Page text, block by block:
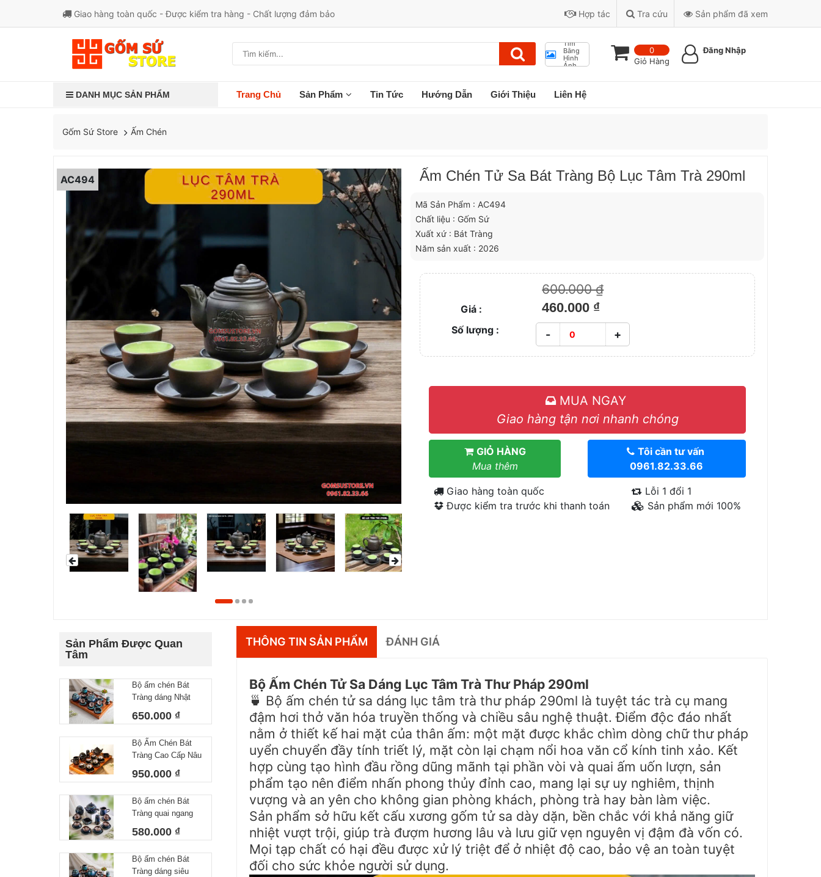
Giao hàng toàn quốc - Được kiểm tra hàng - Chất lượng đảm bảo Hợp tác Tra cứu Sản phẩm đã xem
Tìm
Bằng
Hình
Ảnh
0
Giỏ Hàng
Đăng Nhập
DANH MỤC SẢN PHẨM Trang Chủ Sản Phẩm Tin Tức Hướng Dẫn Giới Thiệu Liên Hệ
Gốm Sứ Store Ấm Chén
AC494 Ấm Chén Tử Sa Bát Tràng Bộ Lục Tâm Trà 290ml
Mã Sản Phẩm : AC494
Chất liệu : Gốm Sứ
Xuất xứ : Bát Tràng
Năm sản xuất : 2026
600.000 ₫
Giá : 460.000 ₫
Số lượng : - +
MUA NGAY
Giao hàng tận nơi nhanh chóng
GIỎ HÀNG
Mua thêm
Tôi cần tư vấn
0961.82.33.66
Giao hàng toàn quốc
Được kiểm tra trước khi thanh toán
Lỗi 1 đổi 1
Sản phẩm mới 100%
Sản Phẩm Được Quan
Tâm
Bộ ấm chén Bát
Tràng dáng Nhật
650.000 ₫
Bộ Ấm Chén Bát
Tràng Cao Cấp Nâu
Vàng Kim Dáng
Chóp Vẽ Thuận
Dung Tích 400ml
950.000 ₫
Bộ ấm chén Bát
Tràng quai ngang
lòng hoa 450 ml
580.000 ₫
Bộ ấm chén Bát
Tràng dáng siêu
THÔNG TIN SẢN PHẨM ĐÁNH GIÁ
Bộ Ấm Chén Tử Sa Dáng Lục Tâm Trà Thư Pháp 290ml
🍵 Bộ ấm chén tử sa dáng lục tâm trà thư pháp 290ml là tuyệt tác trà cụ mang
đậm hơi thở văn hóa truyền thống và chiều sâu nghệ thuật. Điểm độc đáo nhất
nằm ở thiết kế hai mặt của thân ấm: một mặt được khắc chìm dòng chữ thư pháp
uyển chuyển đầy tính triết lý, mặt còn lại chạm nổi hoa văn cổ kính tinh xảo. Kết
hợp cùng tạo hình đầu rồng dũng mãnh tại phần vòi và quai ấm uốn lượn, sản
phẩm tạo nên điểm nhấn phong thủy đỉnh cao, mang lại sự uy nghiêm, thịnh
vượng và an yên cho không gian phòng khách, phòng trà hay bàn làm việc.
Sản phẩm sở hữu kết cấu xương gốm tử sa dày dặn, bền chắc với khả năng giữ
nhiệt vượt trội, giúp trà đượm hương lâu và lưu giữ vẹn nguyên vị đậm đà vốn có.
Mọi tạp chất có hại đều được xử lý triệt để ở nhiệt độ cao, bảo vệ an toàn tuyệt
đối cho sức khỏe người sử dụng.